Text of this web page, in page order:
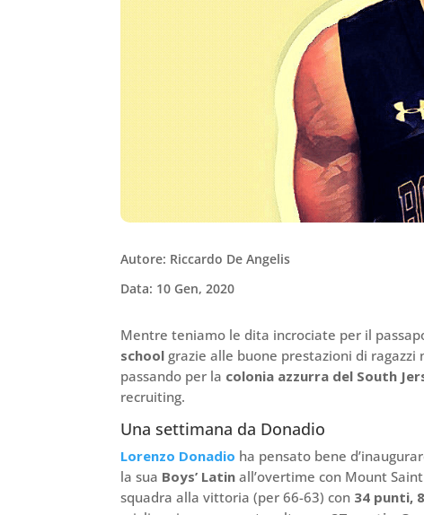
Autore: Riccardo De Angelis
Data: 10 Gen, 2020
Mentre teniamo le dita incrociate per il
school grazie alle buone prestazioni di ragazzi
passando per la colonia azzurra del South
recruiting.
Una settimana da Donadio
Lorenzo Donadio ha pensato bene
la sua Boys’ Latin all’overtime con Mount
squadra alla vittoria (per 66-63) con 34 punti,